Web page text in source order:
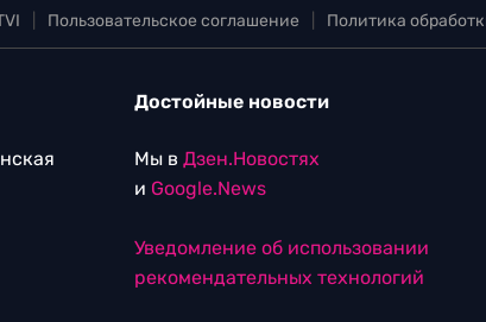
Пользовательское соглашение Политика
Достойные новости
Мы в Дзен.Новостях
и Google.News
Уведомление об использовании
рекомендательных технологий